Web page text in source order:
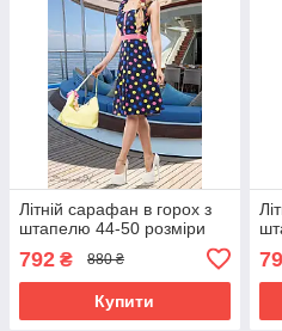
Літній сарафан в горох з
штапелю 44-50 розміри
792 ₴ 880 ₴
Купити